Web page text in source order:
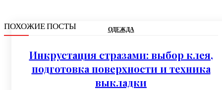
ПОХОЖИЕ ПОСТЫ ОДЕЖДА
Инкрустация стразами: выбор клея,
подготовка поверхности и техника
выкладки